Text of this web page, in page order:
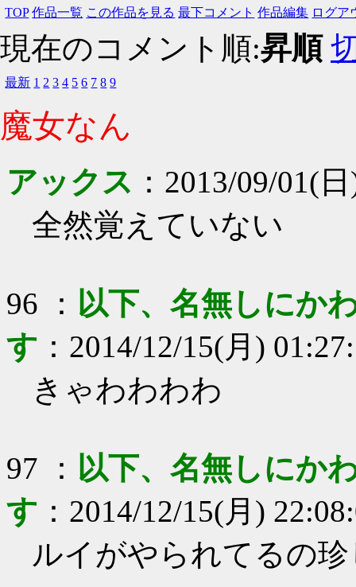
TOP 作品一覧 この作品を見る 最下コメント 作品編集 ログア
現在のコメント順:昇順
最新 1 2 3 4 5 6 7 8 9
魔女なん
アックス ： 2013/09/01(
全然覚えていない
96 ： 以下、名無しにか
す ： 2014/12/15(月)
きゃわわわわ
97 ： 以下、名無しにか
す ： 2014/12/15(月)
ルイがやられてるの